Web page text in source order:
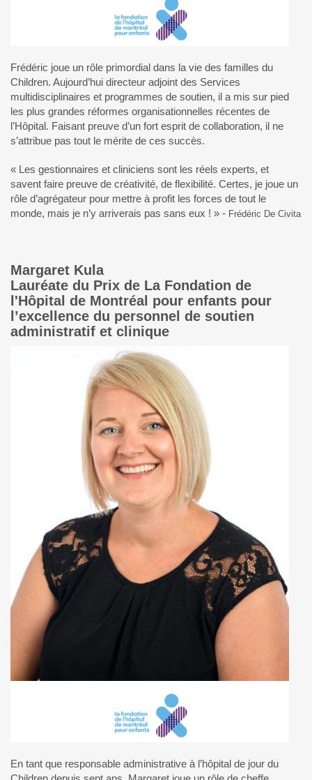
Frédéric joue un rôle primordial dans la vie des familles du
Children. Aujourd’hui directeur adjoint des Services
multidisciplinaires et programmes de soutien, il a mis sur pied
les plus grandes réformes organisationnelles récentes de
l’Hôpital. Faisant preuve d’un fort esprit de collaboration, il ne
s’attribue pas tout le mérite de ces succès.
« Les gestionnaires et cliniciens sont les réels experts, et
savent faire preuve de créativité, de flexibilité. Certes, je joue un
rôle d’agrégateur pour mettre à profit les forces de tout le
monde, mais je n’y arriverais pas sans eux ! » - Frédéric De Civita
Margaret Kula
Lauréate du Prix de La Fondation de
l'Hôpital de Montréal pour enfants pour
l’excellence du personnel de soutien
administratif et clinique
En tant que responsable administrative à l’hôpital de jour du